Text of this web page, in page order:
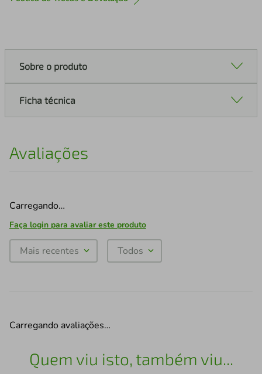
Sobre o produto
Ficha técnica
Avaliações
Carregando…
Faça login para avaliar este produto
Mais recentes Todos
Carregando avaliações…
Quem viu isto, também viu...